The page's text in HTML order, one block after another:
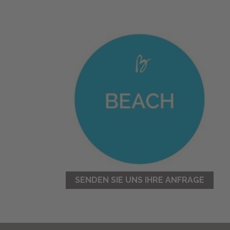
SENDEN SIE UNS IHRE ANFRAGE